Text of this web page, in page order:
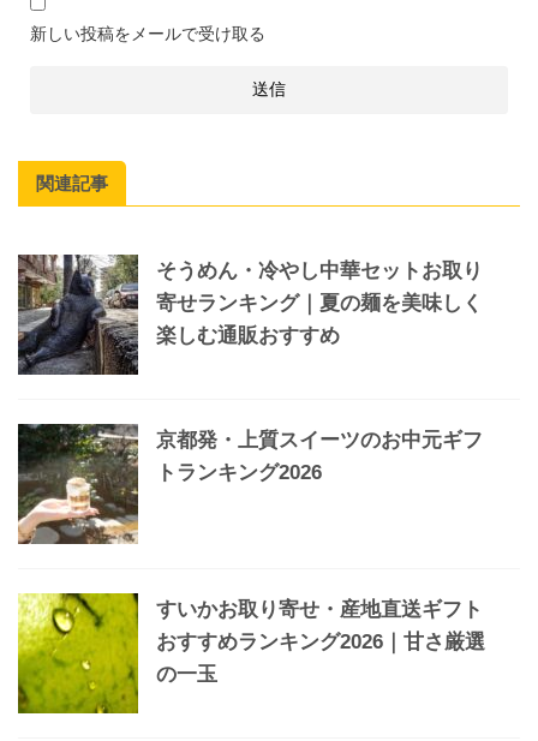
新しい投稿をメールで受け取る
関連記事
そうめん・冷やし中華セットお取り
寄せランキング｜夏の麺を美味しく
楽しむ通販おすすめ
京都発・上質スイーツのお中元ギフ
トランキング2026
すいかお取り寄せ・産地直送ギフト
おすすめランキング2026｜甘さ厳選
の一玉